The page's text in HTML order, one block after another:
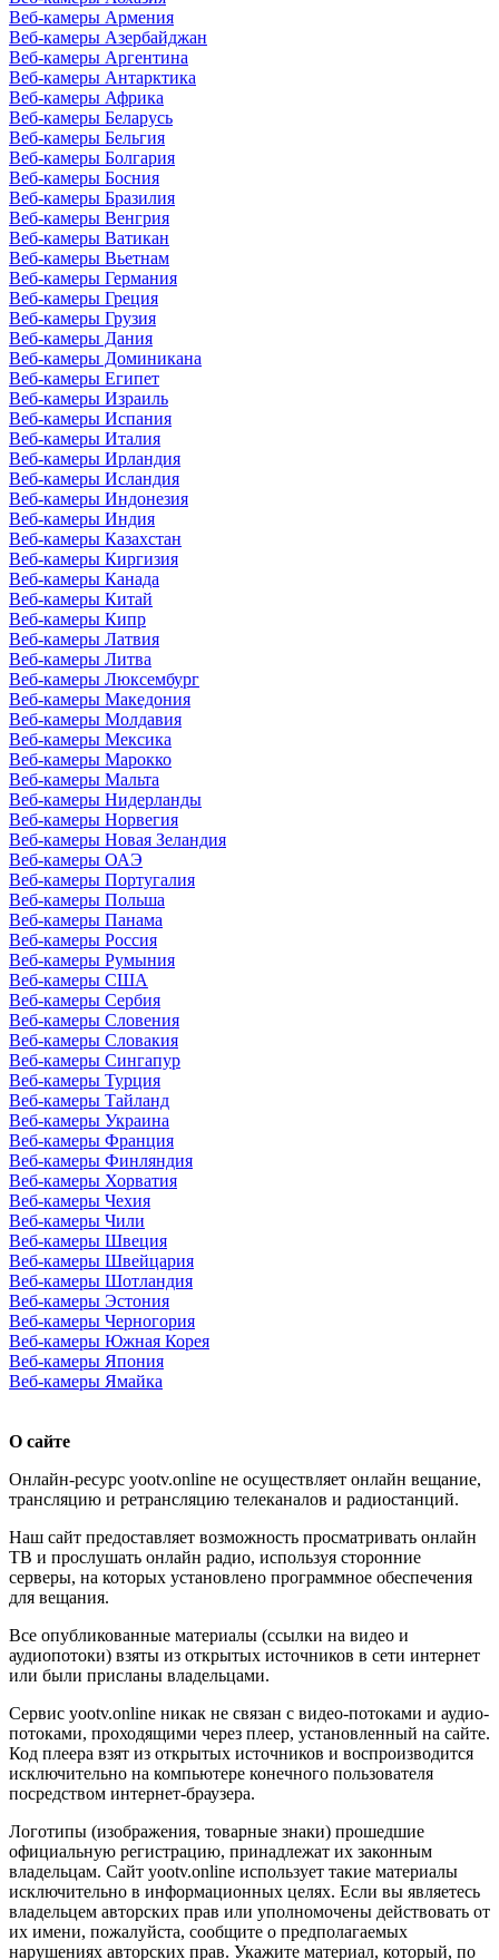
Веб-камеры Армения
Веб-камеры Азербайджан
Веб-камеры Аргентина
Веб-камеры Антарктика
Веб-камеры Африка
Веб-камеры Беларусь
Веб-камеры Бельгия
Веб-камеры Болгария
Веб-камеры Босния
Веб-камеры Бразилия
Веб-камеры Венгрия
Веб-камеры Ватикан
Веб-камеры Вьетнам
Веб-камеры Германия
Веб-камеры Греция
Веб-камеры Грузия
Веб-камеры Дания
Веб-камеры Доминикана
Веб-камеры Египет
Веб-камеры Израиль
Веб-камеры Испания
Веб-камеры Италия
Веб-камеры Ирландия
Веб-камеры Исландия
Веб-камеры Индонезия
Веб-камеры Индия
Веб-камеры Казахстан
Веб-камеры Киргизия
Веб-камеры Канада
Веб-камеры Китай
Веб-камеры Кипр
Веб-камеры Латвия
Веб-камеры Литва
Веб-камеры Люксембург
Веб-камеры Македония
Веб-камеры Молдавия
Веб-камеры Мексика
Веб-камеры Марокко
Веб-камеры Мальта
Веб-камеры Нидерланды
Веб-камеры Норвегия
Веб-камеры Новая Зеландия
Веб-камеры ОАЭ
Веб-камеры Португалия
Веб-камеры Польша
Веб-камеры Панама
Веб-камеры Россия
Веб-камеры Румыния
Веб-камеры США
Веб-камеры Сербия
Веб-камеры Словения
Веб-камеры Словакия
Веб-камеры Сингапур
Веб-камеры Турция
Веб-камеры Тайланд
Веб-камеры Украина
Веб-камеры Франция
Веб-камеры Финляндия
Веб-камеры Хорватия
Веб-камеры Чехия
Веб-камеры Чили
Веб-камеры Швеция
Веб-камеры Швейцария
Веб-камеры Шотландия
Веб-камеры Эстония
Веб-камеры Черногория
Веб-камеры Южная Корея
Веб-камеры Япония
Веб-камеры Ямайка
О сайте
Онлайн-ресурс yootv.online не осуществляет онлайн вещание,
трансляцию и ретрансляцию телеканалов и радиостанций.
Наш сайт предоставляет возможность просматривать онлайн
ТВ и прослушать онлайн радио, используя сторонние
серверы, на которых установлено программное обеспечения
для вещания.
Все опубликованные материалы (ссылки на видео и
аудиопотоки) взяты из открытых источников в сети интернет
или были присланы владельцами.
Сервис yootv.online никак не связан с видео-потоками и аудио-
потоками, проходящими через плеер, установленный на сайте.
Код плеера взят из открытых источников и воспроизводится
исключительно на компьютере конечного пользователя
посредством интернет-браузера.
Логотипы (изображения, товарные знаки) прошедшие
официальную регистрацию, принадлежат их законным
владельцам. Сайт yootv.online использует такие материалы
исключительно в информационных целях. Если вы являетесь
владельцем авторских прав или уполномочены действовать от
их имени, пожалуйста, сообщите о предполагаемых
нарушениях авторских прав. Укажите материал, который, по